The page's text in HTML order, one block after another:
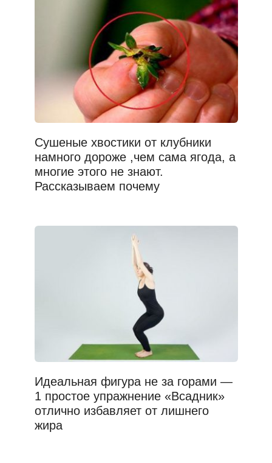
Сушеные хвостики от клубники
намного дороже ,чем сама ягода, а
многие этого не знают.
Рассказываем почему
Идеальная фигура не за горами —
1 простое упражнение «Всадник»
отлично избавляет от лишнего
жира